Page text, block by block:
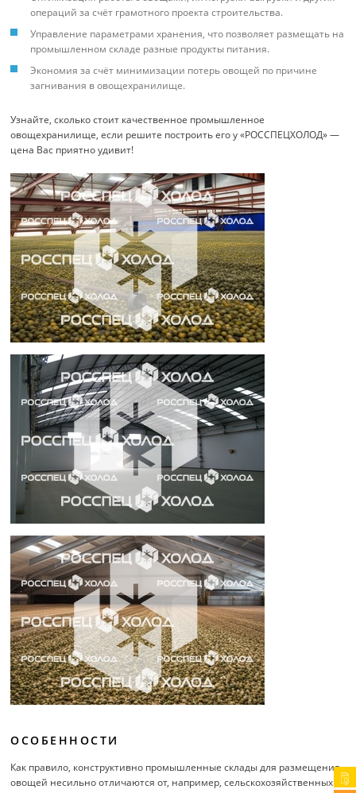
операций за счёт грамотного проекта строительства.
Управление параметрами хранения, что позволяет размещать на
промышленном складе разные продукты питания.
Экономия за счёт минимизации потерь овощей по причине
загнивания в овощехранилище.
Узнайте, сколько стоит качественное промышленное
овощехранилище, если решите построить его у «РОССПЕЦХОЛОД» —
цена Вас приятно удивит!
ОСОБЕННОСТИ
Как правило, конструктивно промышленные склады для размещения
овощей несильно отличаются от, например, сельскохозяйственных —